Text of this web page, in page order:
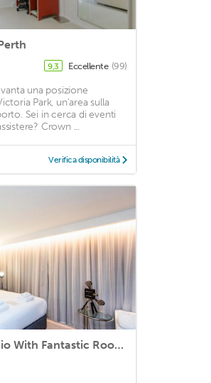
9,3 Eccellente (99)
una posizione
Park, un'area sulla
Sei in cerca di eventi
Crown ...
Verifica disponibilità
Hollywood Style Studio With Fantastic Roof Terrace